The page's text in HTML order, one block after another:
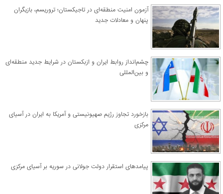
آزمون امنیت منطقه‌ای در تاجیکستان؛ تروریسم، بازیگران
پنهان و معادلات جدید
چشم‌انداز روابط ایران و ازبکستان در شرایط جدید منطقه‌ای
و بین‌المللی
​بازخورد تجاوز رژیم صهیونیستی و آمریکا به ایران در آسیای
مرکزی
پیامدهای استقرار دولت جولانی در سوریه بر آسیای مرکزی